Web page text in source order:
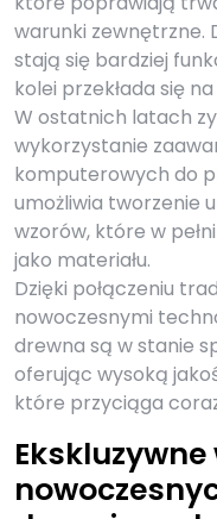
warunki zewnętrzne.
stają się bardziej
kolei przekłada się
W ostatnich latach
wykorzystanie
komputerowych do
umożliwia tworzenie
wzorów, które w
jako materiału.
Dzięki połączeniu
nowoczesnymi
drewna są w stanie
oferując wysoką
które przyciąga